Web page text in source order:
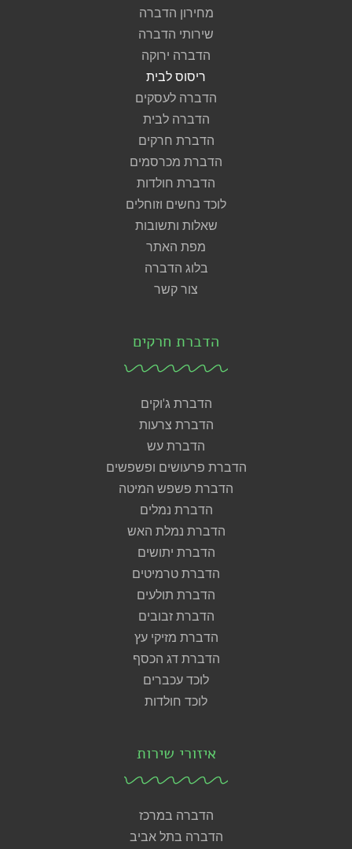
מחירון הדברה
שירותי הדברה
הדברה ירוקה
ריסוס לבית
הדברה לעסקים
הדברה לבית
הדברת חרקים
הדברת מכרסמים
הדברת חולדות
לוכד נחשים וזוחלים
שאלות ותשובות
מפת האתר
בלוג הדברה
צור קשר
הדברת חרקים
הדברת ג'וקים
הדברת צרעות
הדברת עש
הדברת פרעושים ופשפשים
הדברת פשפש המיטה
הדברת נמלים
הדברת נמלת האש
הדברת יתושים
הדברת טרמיטים
הדברת תולעים
הדברת זבובים
הדברת מזיקי עץ
הדברת דג הכסף
לוכד עכברים
לוכד חולדות
איזורי שירות
הדברה במרכז
הדברה בתל אביב